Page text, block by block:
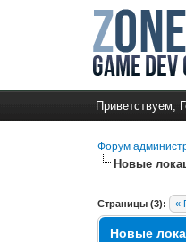
Приветствуем,
Форум
Новые
Страницы (3): «
0
1
2
3
4
5
Новые